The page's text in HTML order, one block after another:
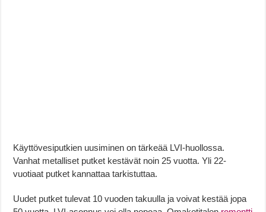
Käyttövesiputkien uusiminen on tärkeää LVI-huollossa.
Vanhat metalliset putket kestävät noin 25 vuotta. Yli 22-
vuotiaat putket kannattaa tarkistuttaa.
Uudet putket tulevat 10 vuoden takuulla ja voivat kestää jopa